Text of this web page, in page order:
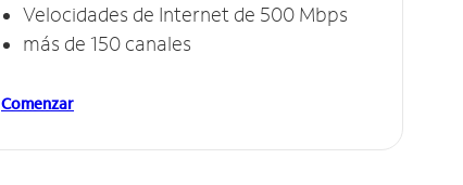
Velocidades de Internet de 500 Mbps
más de 150 canales
Comenzar